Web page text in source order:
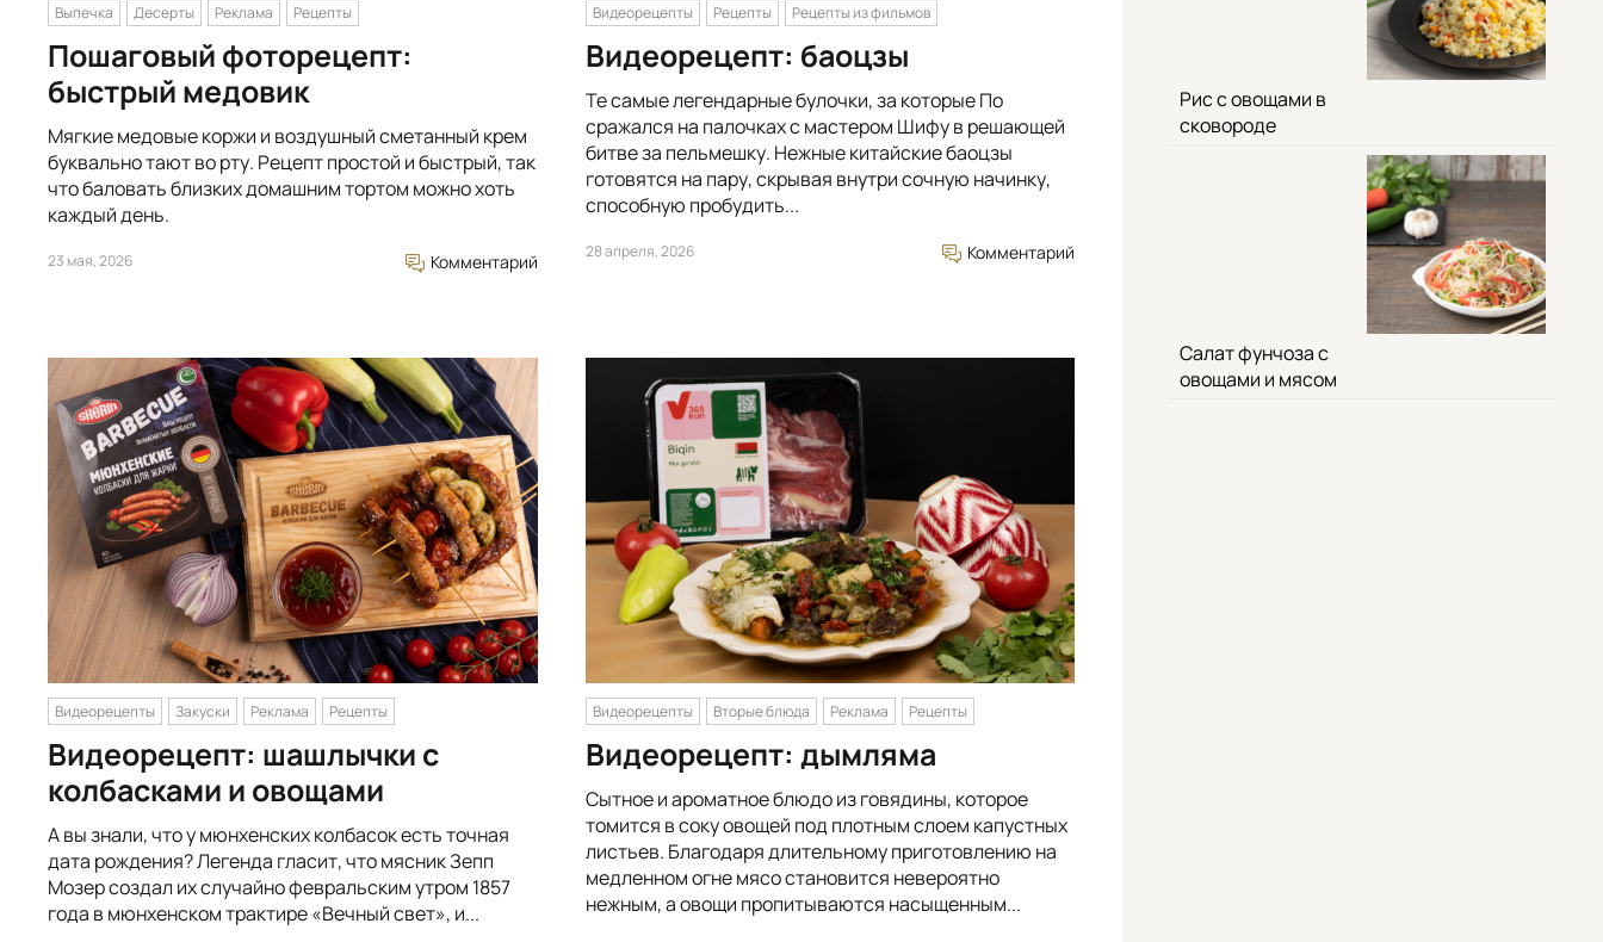
Выпечка Десерты Реклама Рецепты
Пошаговый фоторецепт:
быстрый медовик
Мягкие медовые коржи и воздушный сметанный крем
буквально тают во рту. Рецепт простой и быстрый, так
что баловать близких домашним тортом можно хоть
каждый день.
23 мая, 2026 Комментарий
Видеорецепты Рецепты Рецепты из фильмов
Видеорецепт: баоцзы
Те самые легендарные булочки, за которые По
сражался на палочках с мастером Шифу в решающей
битве за пельмешку. Нежные китайские баоцзы
готовятся на пару, скрывая внутри сочную начинку,
способную пробудить...
28 апреля, 2026 Комментарий
Видеорецепты Закуски Реклама Рецепты
Видеорецепт: шашлычки с
колбасками и овощами
А вы знали, что у мюнхенских колбасок есть точная
дата рождения? Легенда гласит, что мясник Зепп
Мозер создал их случайно февральским утром 1857
года в мюнхенском трактире «Вечный свет», и...
Видеорецепты Вторые блюда Реклама Рецепты
Видеорецепт: дымляма
Сытное и ароматное блюдо из говядины, которое
томится в соку овощей под плотным слоем капустных
листьев. Благодаря длительному приготовлению на
медленном огне мясо становится невероятно
нежным, а овощи пропитываются насыщенным...
Рис с овощами в
сковороде
Салат фунчоза с
овощами и мясом